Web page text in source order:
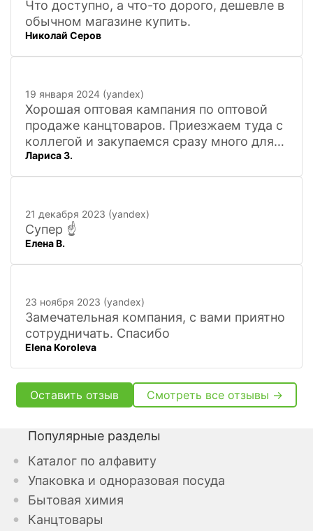
Что доступно, а что-то дорого, дешевле в
обычном магазине купить.
Николай Серов
19 января 2024 (yandex)
Хорошая оптовая кампания по оптовой
продаже канцтоваров. Приезжаем туда с
коллегой и закупаемся сразу много для
офиса. Удобно. Есть практически всё, что
нужно, и по хорошим ценам. Вежливый
искать
Лариса З.
21 декабря 2023 (yandex)
Супер ☝️
Елена В.
23 ноября 2023 (yandex)
Замечательная компания, с вами приятно
сотрудничать. Спасибо
Elena Koroleva
Оставить отзыв Смотреть все отзывы →
Популярные разделы
Каталог по алфавиту
Упаковка и одноразовая посуда
Бытовая химия
Канцтовары